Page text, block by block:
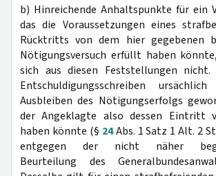
b) Hinreichende Anhaltspunkte für ein
das die Voraussetzungen eines
Rücktritts von dem hier gegebenen
Nötigungsversuch erfüllt haben
sich aus diesen Feststellungen nicht.
Entschuldigungsschreiben
Ausbleiben des Nötigungserfolgs
der Angeklagte also dessen Eintritt
haben könnte (§ 24Abs. 1 Satz 1 Alt. 2
entgegen der nicht näher
Beurteilung des